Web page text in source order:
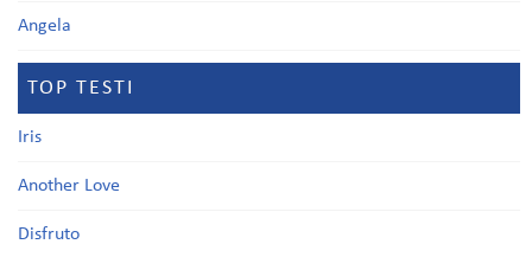
Angela
TOP TESTI
Iris
Another Love
Disfruto